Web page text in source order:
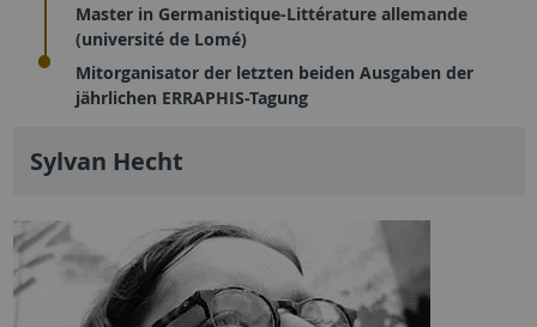
Master in Germanistique-Littérature allemande
(université de Lomé)
Mitorganisator der letzten beiden Ausgaben der
jährlichen ERRAPHIS-Tagung
Sylvan Hecht